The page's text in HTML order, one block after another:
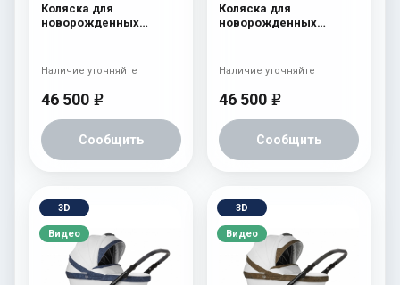
Коляска для
новорожденных
46 500 e
Сообщить
Наличие уточняйте
Коляска для
новорожденных
46 500 e
Сообщить
Наличие уточняйте
3D
Видео
3D
Видео